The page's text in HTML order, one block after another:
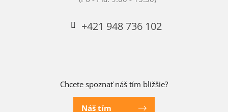
+421 948 736 102
Chcete spoznať náš tím bližšie?
Náš tím